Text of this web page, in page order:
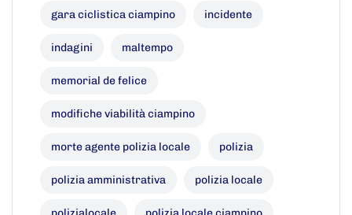
gara ciclistica ciampino incidente
indagini maltempo
memorial de felice
modifiche viabilità ciampino
morte agente polizia locale polizia
polizia amministrativa polizia locale